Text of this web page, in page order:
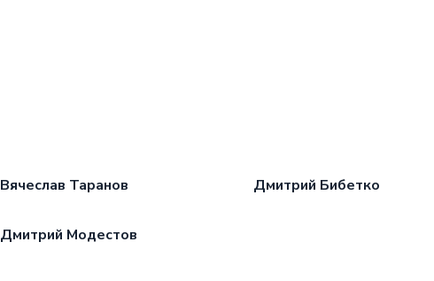
Вячеслав Таранов Дмитрий Бибетко
Дмитрий Модестов